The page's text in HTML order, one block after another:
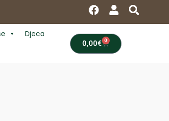
F
a
c
e
b
U
s
e
r
S
e
Djeca
0,00€ 0
Cart